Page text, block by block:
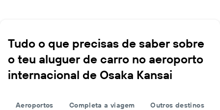
Tudo o que precisas de saber sobre
o teu aluguer de carro no aeroporto
internacional de Osaka Kansai
Aeroportos Completa a viagem Outros destinos